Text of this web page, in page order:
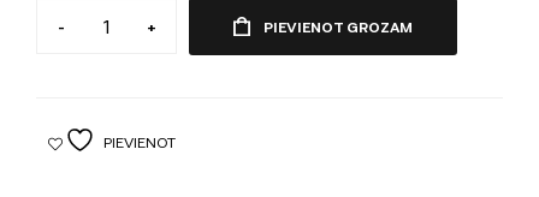
- + PIEVIENOT GROZAM
PIEVIENOT